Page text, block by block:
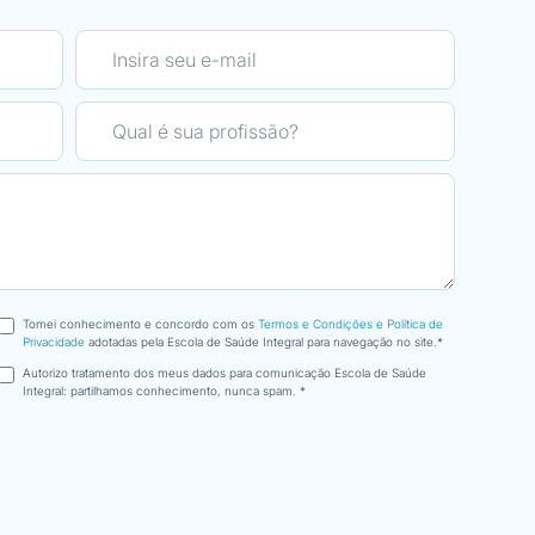
EMAC, aos seus
e organização, pelo
as formações,
ótica, torna essa
por esta
máximo.
Com sede de mais, participei
Otimização Corporal foi muito
curso Nutrição integrativa, que
Escola com boa logística,
Tomei conhecimento e concordo com os Termos e Condições e Política de
Privacidade adotadas pela Escola de Saúde Integral para navegação no site.*
Autorizo tratamento dos meus dados para comunicação Escola de Saúde
Integral: partilhamos conhecimento, nunca spam. *